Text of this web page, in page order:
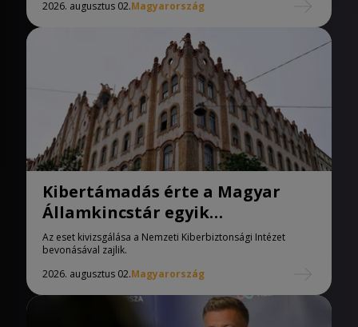
2026. augusztus 02.Magyarország
Kibertámadás érte a Magyar
Államkincstár egyik
informatikai hálózatát
Az eset kivizsgálása a Nemzeti Kiberbiztonsági Intézet
bevonásával zajlik.
2026. augusztus 02.Magyarország